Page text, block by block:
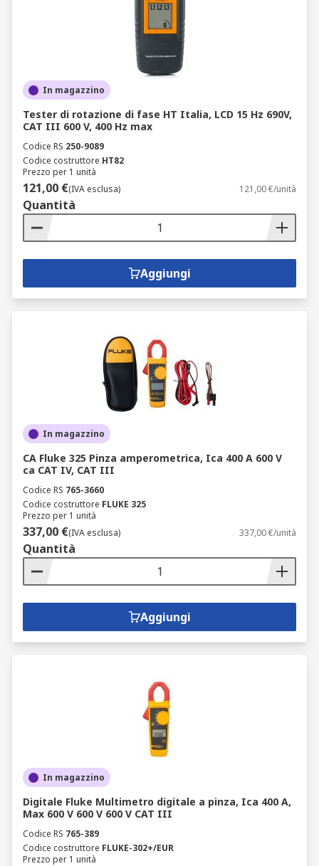
In magazzino
Tester di rotazione di fase HT Italia, LCD 15 Hz 690V,
CAT III 600 V, 400 Hz max
Codice RS 250-9089
Codice costruttore HT82
Prezzo per 1 unità
121,00 €(IVA esclusa) 121,00 €/unità
Quantità
Aggiungi
In magazzino
CA Fluke 325 Pinza amperometrica, Ica 400 A 600 V
ca CAT IV, CAT III
Codice RS 765-3660
Codice costruttore FLUKE 325
Prezzo per 1 unità
337,00 €(IVA esclusa) 337,00 €/unità
Quantità
Aggiungi
In magazzino
Digitale Fluke Multimetro digitale a pinza, Ica 400 A,
Max 600 V 600 V 600 V CAT III
Codice RS 765-389
Codice costruttore FLUKE-302+/EUR
Prezzo per 1 unità